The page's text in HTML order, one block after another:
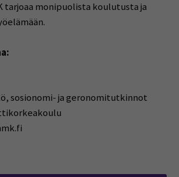
tarjoaa monipuolista koulutusta ja
sosionomi- ja geronomitutkinnot